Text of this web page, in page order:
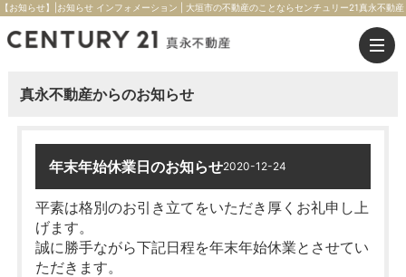
【お知らせ】|お知らせ インフォメーション | 大垣市の不動産のことならセンチュリー21真永不動産
真永不動産からのお知らせ
年末年始休業日のお知らせ2020-12-24
平素は格別のお引き立てをいただき厚くお礼申し上
げます。
誠に勝手ながら下記日程を年末年始休業とさせてい
ただきます。